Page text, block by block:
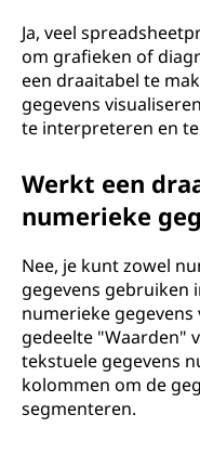
Ja, veel
om grafieken of
een draaitabel te
gegevens
te interpreteren en
Werkt een
numerieke
Nee, je kunt zowel
gegevens gebruiken
numerieke
gedeelte "Waarden"
tekstuele gegevens
kolommen om de
segmenteren.